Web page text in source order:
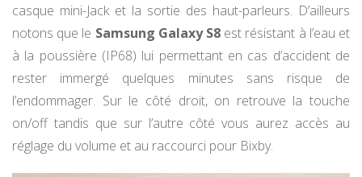
casque mini-Jack et la sortie des haut-parleurs. D’ailleurs
notons que le Samsung Galaxy S8 est résistant à l’eau et
à la poussière (IP68) lui permettant en cas d’accident de
rester immergé quelques minutes sans risque de
l’endommager. Sur le côté droit, on retrouve la touche
on/off tandis que sur l’autre côté vous aurez accès au
réglage du volume et au raccourci pour Bixby.